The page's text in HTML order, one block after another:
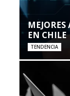
MEJORES
EN CHILE
TENDENCIA